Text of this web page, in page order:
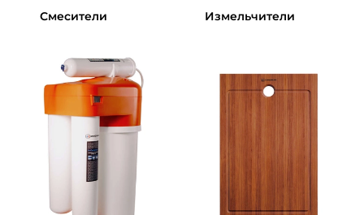
Смесители Измельчители